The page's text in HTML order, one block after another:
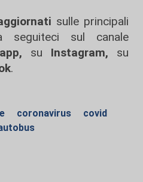
sulle principali
seguiteci sul canale
su Instagram, su
.
coronavirus
covid